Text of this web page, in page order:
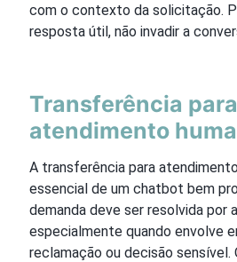
com o contexto da solicitação.
resposta útil, não invadir a
Transferência para
atendimento
A transferência para
essencial de um chatbot bem
demanda deve ser resolvida por
especialmente quando envolve
reclamação ou decisão sensível.